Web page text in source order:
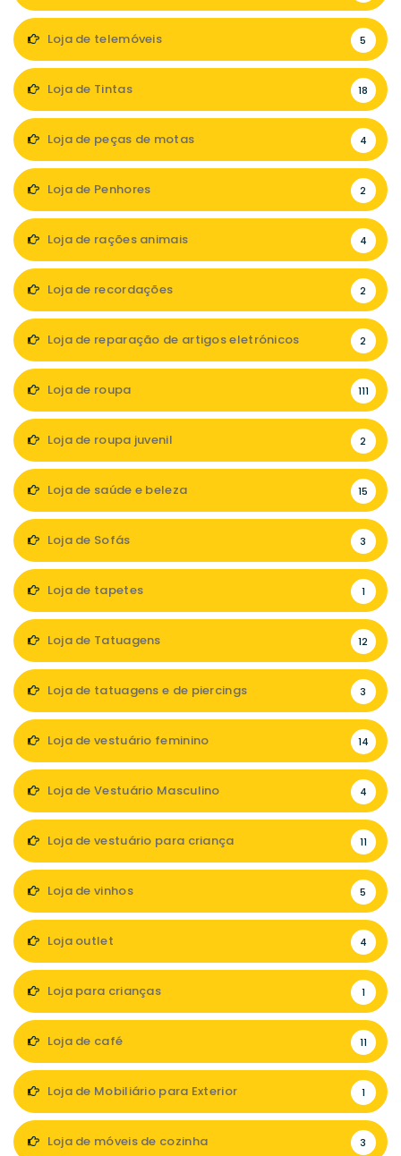
Loja de telemóveis 5
Loja de Tintas 18
Loja de peças de motas 4
Loja de Penhores 2
Loja de rações animais 4
Loja de recordações 2
Loja de reparação de artigos eletrónicos 2
Loja de roupa 111
Loja de roupa juvenil 2
Loja de saúde e beleza 15
Loja de Sofás 3
Loja de tapetes 1
Loja de Tatuagens 12
Loja de tatuagens e de piercings 3
Loja de vestuário feminino 14
Loja de Vestuário Masculino 4
Loja de vestuário para criança 11
Loja de vinhos 5
Loja outlet 4
Loja para crianças 1
Loja de café 11
Loja de Mobiliário para Exterior 1
Loja de móveis de cozinha 3